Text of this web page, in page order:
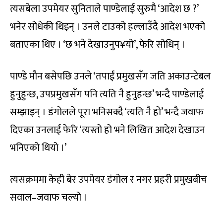
त्यसबेला उपमेयर सुनिताले पाण्डेलाई सुरुमै ‘आदेश छ ?’
भनेर सोधेकी थिइन् । उनले टाउको हल्लाउँदै आदेश भएको
बताएका थिए । ‘छ भने देखाउनुप¥यो’, फेरि सोधिन् ।
पाण्डे मौन बसेपछि उनले ‘तपाईं प्रमुखसँग जति अकाउन्टेबल
हुनुहुन्छ, उपप्रमुखसँग पनि त्यति नै हुनुहन्छ’ भन्दै पाण्डेलाई
सम्झाइन् । डंगोलले पूरा भनिसक्दै ‘त्यति नै हो’ भन्दै जवाफ
दिएका उनलाई फेरि ‘त्यस्तो हो भने लिखित आदेश देखाउन
भनिएको थियो ।’
त्यसक्रममा केही बेर उपमेयर डंगोल र नगर प्रहरी प्रमुखबीच
सवाल–जवाफ चल्यो ।